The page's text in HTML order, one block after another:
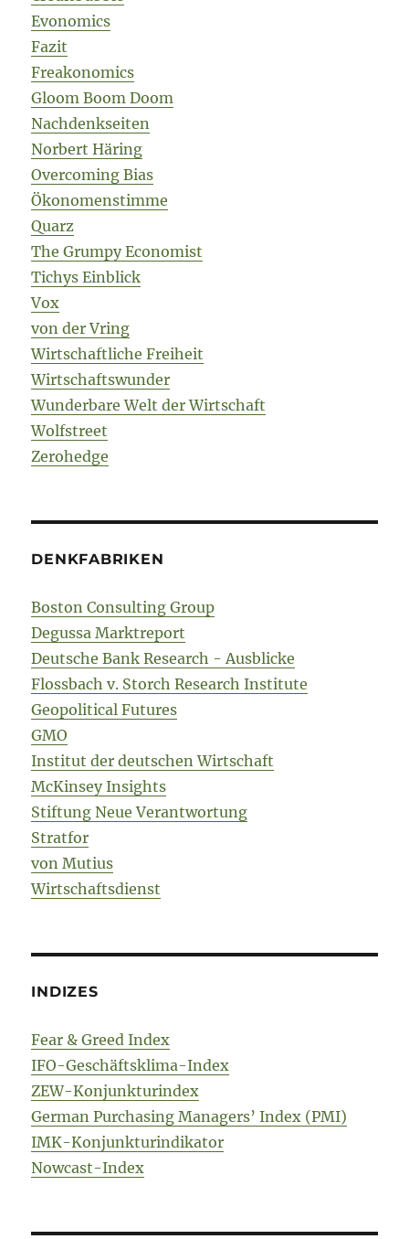
Evonomics
Fazit
Freakonomics
Gloom Boom Doom
Nachdenkseiten
Norbert Häring
Overcoming Bias
Ökonomenstimme
Quarz
The Grumpy Economist
Tichys Einblick
Vox
von der Vring
Wirtschaftliche Freiheit
Wirtschaftswunder
Wunderbare Welt der Wirtschaft
Wolfstreet
Zerohedge
DENKFABRIKEN
Boston Consulting Group
Degussa Marktreport
Deutsche Bank Research - Ausblicke
Flossbach v. Storch Research Institute
Geopolitical Futures
GMO
Institut der deutschen Wirtschaft
McKinsey Insights
Stiftung Neue Verantwortung
Stratfor
von Mutius
Wirtschaftsdienst
INDIZES
Fear & Greed Index
IFO-Geschäftsklima-Index
ZEW-Konjunkturindex
German Purchasing Managers’ Index (PMI)
IMK-Konjunkturindikator
Nowcast-Index